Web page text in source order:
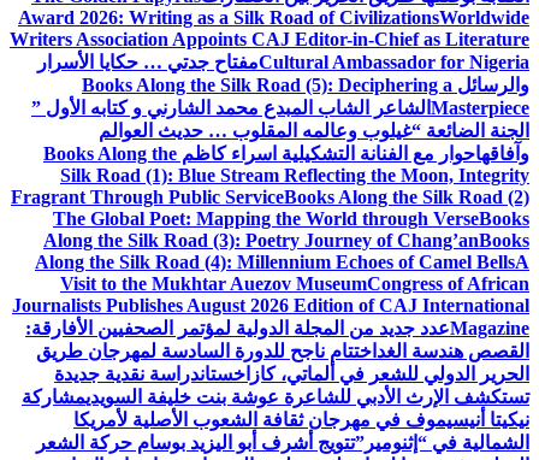
Award 2026: Writing as a Silk Road of CivilizationsWorldwide
Writers Association Appoints CAJ Editor-in-Chief as Literature
Cultural Ambassador for Nigeriaمفتاح جدتي … حكايا الأسرار
والرسائل Books Along the Silk Road (5): Deciphering a
Masterpiece الشاعر الشاب المبدع محمد الشارني و كتابه الأول ”
الجنة الضائعة “غيلوب وعالمه المقلوب … حديث العوالم
وآفاقهاحوار مع الفنانة التشكيلية اسراء كاظم Books Along the
Silk Road (1): Blue Stream Reflecting the Moon, Integrity
Fragrant Through Public ServiceBooks Along the Silk Road (2)
The Global Poet: Mapping the World through VerseBooks
Along the Silk Road (3): Poetry Journey of Chang’anBooks
Along the Silk Road (4): Millennium Echoes of Camel BellsA
Visit to the Mukhtar Auezov MuseumCongress of African
Journalists Publishes August 2026 Edition of CAJ International
Magazineعدد جديد من المجلة الدولية لمؤتمر الصحفيين الأفارقة:
القصص هندسة الغد اختتام ناجح للدورة السادسة لمهرجان طريق
الحرير الدولي للشعر في ألماتي، كازاخستاندراسة نقدية جديدة
تستكشف الإرث الأدبي للشاعرة عوشة بنت خليفة السويديمشاركة
نيكيتا أنيسيموف في مهرجان ثقافة الشعوب الأصلية لأمريكا
الشمالية في “إثنومير”تتويج أشرف أبو اليزيد بوسام حركة الشعر